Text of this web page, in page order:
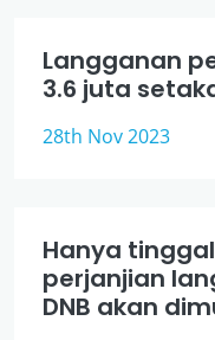
Langganan
3.6 juta
28th Nov 2023
Hanya
perjanjian
DNB akan